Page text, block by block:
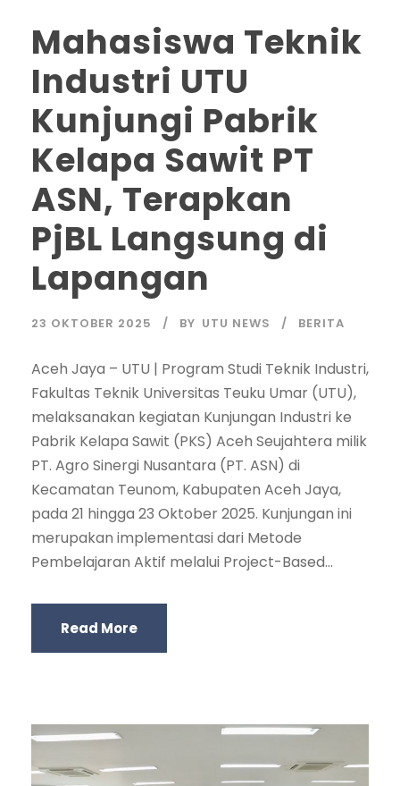
Mahasiswa Teknik
Industri UTU
Kunjungi Pabrik
Kelapa Sawit PT
ASN, Terapkan
PjBL Langsung di
Lapangan
23 OKTOBER 2025 BY UTU NEWS BERITA
Aceh Jaya – UTU | Program Studi Teknik Industri,
Fakultas Teknik Universitas Teuku Umar (UTU),
melaksanakan kegiatan Kunjungan Industri ke
Pabrik Kelapa Sawit (PKS) Aceh Seujahtera milik
PT. Agro Sinergi Nusantara (PT. ASN) di
Kecamatan Teunom, Kabupaten Aceh Jaya,
pada 21 hingga 23 Oktober 2025. Kunjungan ini
merupakan implementasi dari Metode
Pembelajaran Aktif melalui Project-Based...
Read More